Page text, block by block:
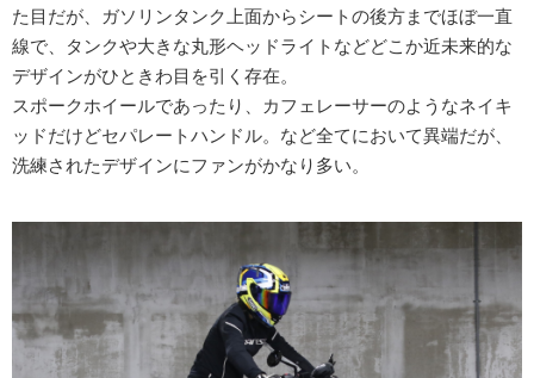
た目だが、ガソリンタンク上面からシートの後方までほぼ一直
線で、タンクや大きな丸形ヘッドライトなどどこか近未来的な
デザインがひときわ目を引く存在。
スポークホイールであったり、カフェレーサーのようなネイキ
ッドだけどセパレートハンドル。など全てにおいて異端だが、
洗練されたデザインにファンがかなり多い。